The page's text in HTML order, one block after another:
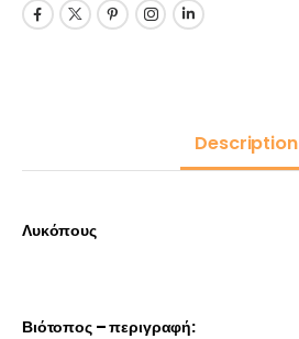
Description
Λυκόπους
Βιότοπος – περιγραφή: